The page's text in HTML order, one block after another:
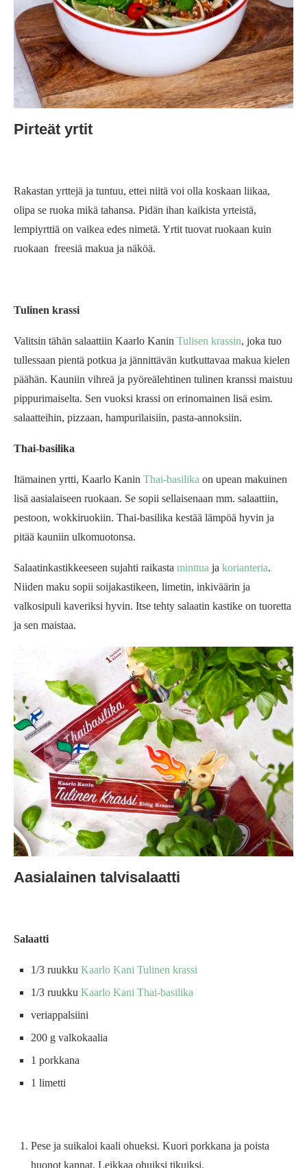
Pirteät yrtit
Rakastan yrttejä ja tuntuu, ettei niitä voi olla koskaan liikaa,
olipa se ruoka mikä tahansa. Pidän ihan kaikista yrteistä,
lempiyrttiä on vaikea edes nimetä. Yrtit tuovat ruokaan kuin
ruokaan freesiä makua ja näköä.
Tulinen krassi
Valitsin tähän salaattiin Kaarlo Kanin Tulisen krassin, joka tuo
tullessaan pientä potkua ja jännittävän kutkuttavaa makua kielen
päähän. Kauniin vihreä ja pyöreälehtinen tulinen kranssi maistuu
pippurimaiselta. Sen vuoksi krassi on erinomainen lisä esim.
salaatteihin, pizzaan, hampurilaisiin, pasta-annoksiin.
Thai-basilika
Itämainen yrtti, Kaarlo Kanin Thai-basilika on upean makuinen
lisä aasialaiseen ruokaan. Se sopii sellaisenaan mm. salaattiin,
pestoon, wokkiruokiin. Thai-basilika kestää lämpöä hyvin ja
pitää kauniin ulkomuotonsa.
Salaatinkastikkeeseen sujahti raikasta minttua ja korianteria.
Niiden maku sopii soijakastikeen, limetin, inkiväärin ja
valkosipuli kaveriksi hyvin. Itse tehty salaatin kastike on tuoretta
ja sen maistaa.
Aasialainen talvisalaatti
Salaatti
1/3 ruukku Kaarlo Kani Tulinen krassi
1/3 ruukku Kaarlo Kani Thai-basilika
veriappalsiini
200 g valkokaalia
1 porkkana
1 limetti
Pese ja suikaloi kaali ohueksi. Kuori porkkana ja poista
huonot kannat. Leikkaa ohuiksi tikuiksi.